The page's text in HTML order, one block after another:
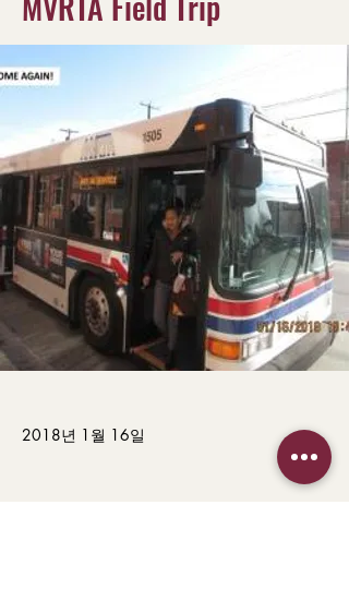
2018년 1월 16일